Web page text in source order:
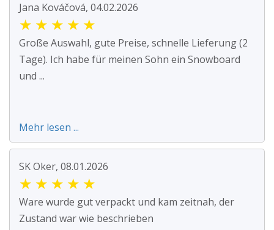
Jana Kováčová, 04.02.2026
★ ★ ★ ★ ★
Große Auswahl, gute Preise, schnelle Lieferung (2
Tage). Ich habe für meinen Sohn ein Snowboard
und ...
Mehr lesen ...
SK Oker, 08.01.2026
★ ★ ★ ★ ★
Ware wurde gut verpackt und kam zeitnah, der
Zustand war wie beschrieben